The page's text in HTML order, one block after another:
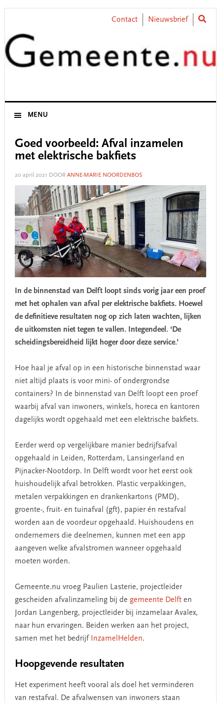
Skip
primary
navigation
Skip
content
Skip
primary
sidebar
Skip
footer
Contact Nieuwsbrief
MENU
Goed voorbeeld: Afval inzamelen
met elektrische bakfiets
20 april 2021 DOOR ANNE-MARIE NOORDENBOS
In de binnenstad van Delft loopt sinds vorig jaar een proef
met het ophalen van afval per elektrische bakfiets. Hoewel
de definitieve resultaten nog op zich laten wachten, lijken
de uitkomsten niet tegen te vallen. Integendeel. ‘De
scheidingsbereidheid lijkt hoger door deze service.’
Hoe haal je afval op in een historische binnenstad waar
niet altijd plaats is voor mini- of ondergrondse
containers? In de binnenstad van Delft loopt een proef
waarbij afval van inwoners, winkels, horeca en kantoren
dagelijks wordt opgehaald met een elektrische bakfiets.
Eerder werd op vergelijkbare manier bedrijfsafval
opgehaald in Leiden, Rotterdam, Lansingerland en
Pijnacker-Nootdorp. In Delft wordt voor het eerst ook
huishoudelijk afval betrokken. Plastic verpakkingen,
metalen verpakkingen en drankenkartons (PMD),
groente-, fruit- en tuinafval (gft), papier én restafval
worden aan de voordeur opgehaald. Huishoudens en
ondernemers die deelnemen, kunnen met een app
aangeven welke afvalstromen wanneer opgehaald
moeten worden.
Gemeente.nu vroeg Paulien Lasterie, projectleider
gescheiden afvalinzameling bij de gemeente Delften
Jordan Langenberg, projectleider bij inzamelaar Avalex,
naar hun ervaringen. Beiden werken aan het project,
samen met het bedrijf InzamelHelden.
Hoopgevende resultaten
Het experiment heeft vooral als doel het verminderen
van restafval. De afvalwensen van inwoners staan